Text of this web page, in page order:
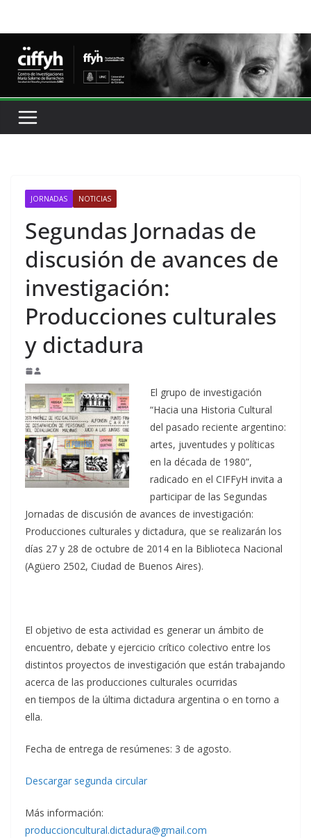
JORNADAS NOTICIAS
Segundas Jornadas de
discusión de avances de
investigación:
Producciones culturales
y dictadura
El grupo de investigación
“Hacia una Historia Cultural
del pasado reciente argentino:
artes, juventudes y políticas
en la década de 1980”,
radicado en el CIFFyH invita a
participar de las Segundas
Jornadas de discusión de avances de investigación:
Producciones culturales y dictadura, que se realizarán los
días 27 y 28 de octubre de 2014 en la Biblioteca Nacional
(Agüero 2502, Ciudad de Buenos Aires).
El objetivo de esta actividad es generar un ámbito de
encuentro, debate y ejercicio crítico colectivo entre los
distintos proyectos de investigación que están trabajando
acerca de las producciones culturales ocurridas
en tiempos de la última dictadura argentina o en torno a
ella.
Fecha de entrega de resúmenes: 3 de agosto.
Descargar segunda circular
Más información:
produccioncultural.dictadura@gmail.com